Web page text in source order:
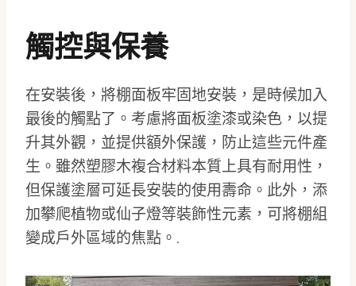
觸控與保養
在安裝後，將棚面板牢固地安裝，是時候加入
最後的觸點了。考慮將面板塗漆或染色，以提
升其外觀，並提供額外保護，防止這些元件產
生。雖然塑膠木複合材料本質上具有耐用性，
但保護塗層可延長安裝的使用壽命。此外，添
加攀爬植物或仙子燈等裝飾性元素，可將棚組
變成戶外區域的焦點。.